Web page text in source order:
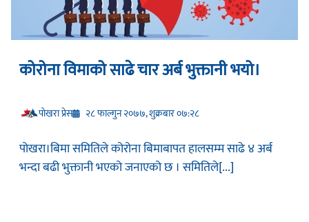
कोरोना विमाको साढे चार अर्ब भुक्तानी भयो।
प‍ोखरा प्रेस २८ फाल्गुन २०७७, शुक्रबार ०७:२८
पोखरा।बिमा समितिले कोरोना बिमाबापत हालसम्म साढे ४ अर्ब
भन्दा बढी भुक्तानी भएको जनाएको छ । समितिले[...]